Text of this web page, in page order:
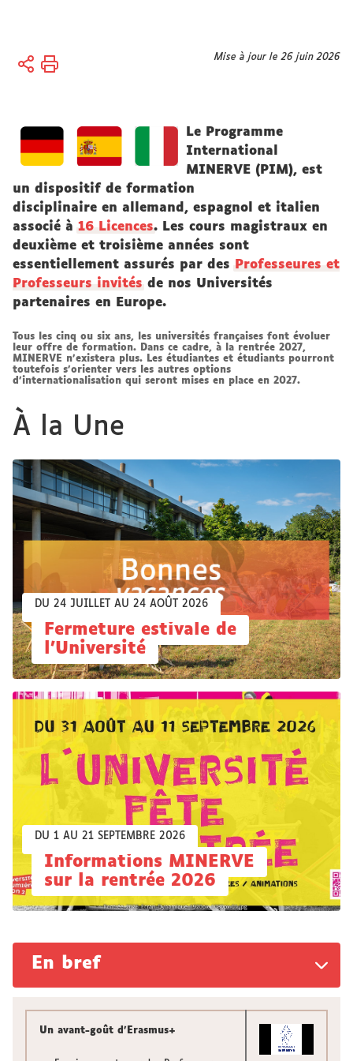
Vous
Accueil
MINERVE
Mise à jour le 26 juin 2026
Le Programme
International
MINERVE (PIM), est
un dispositif de formation
disciplinaire en allemand, espagnol et italien
associé à 16 Licences. Les cours magistraux en
deuxième et troisième années sont
essentiellement assurés par des
Professeures et
Professeurs invités de nos Universités
partenaires en Europe.
Tous les cinq ou six ans, les universités françaises font évoluer
leur offre de formation. Dans ce cadre, à la rentrée 2027,
MINERVE n'existera plus. Les étudiantes et étudiants pourront
toutefois s'orienter vers les autres options
d'internationalisation qui seront mises en place en 2027.
À la Une
DU 24 JUILLET AU 24 AOÛT 2026
Fermeture estivale de
l'Université
DU 1 AU 21 SEPTEMBRE 2026
Informations MINERVE
sur la rentrée 2026
En bref
Un avant-goût d’Erasmus+